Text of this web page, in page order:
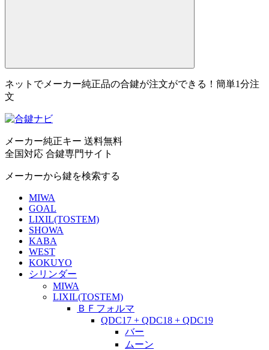
ネットでメーカー純正品の合鍵が注文ができる！簡単1分注
文
メーカー純正キー 送料無料
全国対応 合鍵専門サイト
メーカーから鍵を検索する
MIWA
GOAL
LIXIL(TOSTEM)
SHOWA
KABA
WEST
KOKUYO
シリンダー
MIWA
LIXIL(TOSTEM)
ＢＦフォルマ
QDC17 + QDC18 + QDC19
バー
ムーン